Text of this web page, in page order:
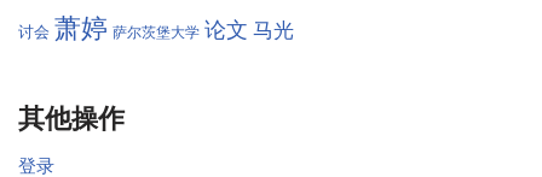
讨会 萧婷 萨尔茨堡大学 论文 马光
其他操作
登录